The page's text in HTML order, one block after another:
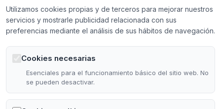
Top Empresas
Hazte Socio
CONTACTO
Calle Santo Ángel de la Guarda, 7
22005 Huesca
Utilizamos cookies propias y de terceros para mejorar nuestros
servicios y mostrarle publicidad relacionada con sus
preferencias mediante el análisis de sus hábitos de navegación.
Cookies necesarias
Esenciales para el funcionamiento básico del sitio web. No
se pueden desactivar.